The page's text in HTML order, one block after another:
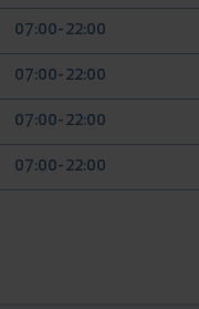
07:00-22:00
07:00-22:00
07:00-22:00
07:00-22:00